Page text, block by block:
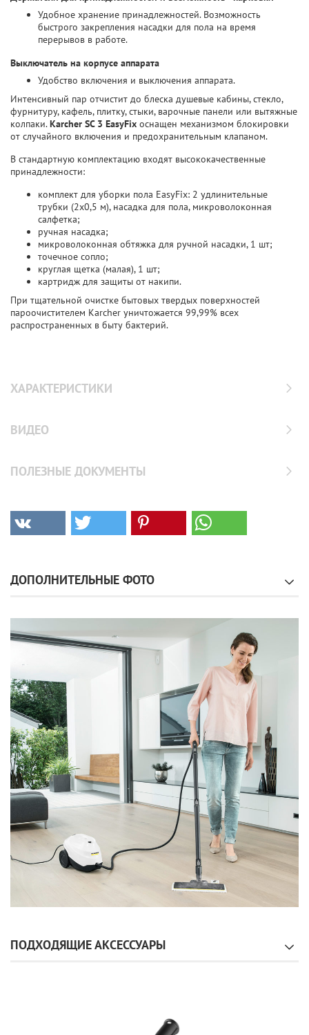
Удобное хранение принадлежностей. Возможность
быстрого закрепления насадки для пола на время
перерывов в работе.
Выключатель на корпусе аппарата
Удобство включения и выключения аппарата.
Интенсивный пар отчистит до блеска душевые кабины, стекло,
фурнитуру, кафель, плитку, стыки, варочные панели или вытяжные
колпаки.Karcher SC 3 EasyFix оснащен механизмом блокировки
от случайного включения и предохранительным клапаном.
В стандартную комплектацию входят высококачественные
принадлежности:
комплект для уборки пола EasyFix: 2 удлинительные
трубки (2x0,5 м), насадка для пола, микроволоконная
салфетка;
ручная насадка;
микроволоконная обтяжка для ручной насадки, 1 шт;
точечное сопло;
круглая щетка (малая), 1 шт;
картридж для защиты от накипи.
При тщательной очистке бытовых твердых поверхностей
пароочистителем Karcher уничтожается 99,99% всех
распространенных в быту бактерий.
ХАРАКТЕРИСТИКИ
ВИДЕО
ПОЛЕЗНЫЕ ДОКУМЕНТЫ
ДОПОЛНИТЕЛЬНЫЕ ФОТО
ПОДХОДЯЩИЕ АКСЕССУАРЫ